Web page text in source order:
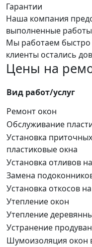
Гарантии
Наша компания
выполненные
Мы работаем быстро
клиенты остались
Цены на
Вид paбoт/ycлyг
Ремонт окон
Обслуживание
Установка
пластиковые окна
Установка отливов
Замена
Установка откосов
Утепление окон
Утепление
Устранение
Шумоизоляция окон